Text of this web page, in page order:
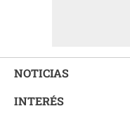
NOTICIAS
INTERÉS